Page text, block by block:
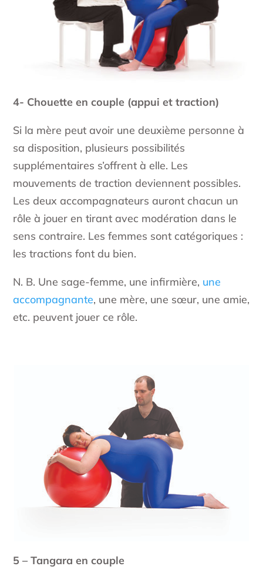
4- Chouette en couple (appui et traction)
Si la mère peut avoir une deuxième personne à
sa disposition, plusieurs possibilités
supplémentaires s’offrent à elle. Les
mouvements de traction deviennent possibles.
Les deux accompagnateurs auront chacun un
rôle à jouer en tirant avec modération dans le
sens contraire. Les femmes sont catégoriques :
les tractions font du bien.
N. B. Une sage-femme, une infirmière, une
accompagnante, une mère, une sœur, une amie,
etc. peuvent jouer ce rôle.
5 – Tangara en couple